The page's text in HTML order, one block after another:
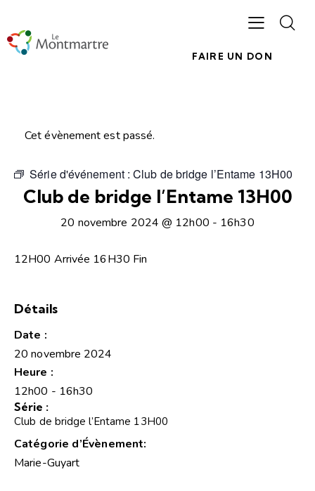
FAIRE UN DON
Cet évènement est passé.
Série d'événement :Club de bridge l’Entame 13H00
Club de bridge l’Entame 13H00
20 novembre 2024 @ 12h00 - 16h30
12H00 Arrivée 16H30 Fin
Détails
Date :
20 novembre 2024
Heure :
12h00 - 16h30
Série :
Club de bridge l’Entame 13H00
Catégorie d’Évènement:
Marie-Guyart